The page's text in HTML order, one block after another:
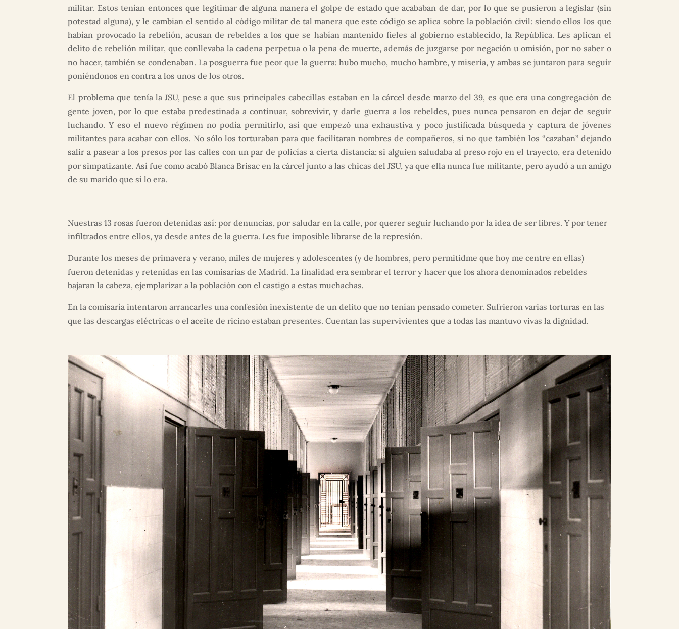
militar. Estos tenían entonces que legitimar de alguna manera el golpe de estado que acababan de dar, por lo que se pusieron a legislar (sin
potestad alguna), y le cambian el sentido al código militar de tal manera que este código se aplica sobre la población civil: siendo ellos los que
habían provocado la rebelión, acusan de rebeldes a los que se habían mantenido fieles al gobierno establecido, la República. Les aplican el
delito de rebelión militar, que conllevaba la cadena perpetua o la pena de muerte, además de juzgarse por negación u omisión, por no saber o
no hacer, también se condenaban. La posguerra fue peor que la guerra: hubo mucho, mucho hambre, y miseria, y ambas se juntaron para seguir
poniéndonos en contra a los unos de los otros.
El problema que tenía la JSU, pese a que sus principales cabecillas estaban en la cárcel desde marzo del 39, es que era una congregación de
gente joven, por lo que estaba predestinada a continuar, sobrevivir, y darle guerra a los rebeldes, pues nunca pensaron en dejar de seguir
luchando. Y eso el nuevo régimen no podía permitirlo, así que empezó una exhaustiva y poco justificada búsqueda y captura de jóvenes
militantes para acabar con ellos. No sólo los torturaban para que facilitaran nombres de compañeros, si no que también los “cazaban” dejando
salir a pasear a los presos por las calles con un par de policías a cierta distancia; si alguien saludaba al preso rojo en el trayecto, era detenido
por simpatizante. Así fue como acabó Blanca Brisac en la cárcel junto a las chicas del JSU, ya que ella nunca fue militante, pero ayudó a un amigo
de su marido que sí lo era.
Nuestras 13 rosas fueron detenidas así: por denuncias, por saludar en la calle, por querer seguir luchando por la idea de ser libres. Y por tener
infiltrados entre ellos, ya desde antes de la guerra. Les fue imposible librarse de la represión.
Durante los meses de primavera y verano, miles de mujeres y adolescentes (y de hombres, pero permitidme que hoy me centre en ellas)
fueron detenidas y retenidas en las comisarías de Madrid. La finalidad era sembrar el terror y hacer que los ahora denominados rebeldes
bajaran la cabeza, ejemplarizar a la población con el castigo a estas muchachas.
En la comisaría intentaron arrancarles una confesión inexistente de un delito que no tenían pensado cometer. Sufrieron varias torturas en las
que las descargas eléctricas o el aceite de ricino estaban presentes. Cuentan las supervivientes que a todas las mantuvo vivas la dignidad.